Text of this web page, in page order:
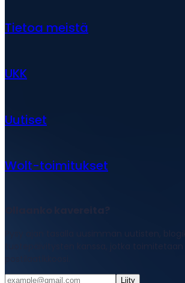
Tietoa meistä
UKK
Uutiset
Wolt-toimitukset
Liity